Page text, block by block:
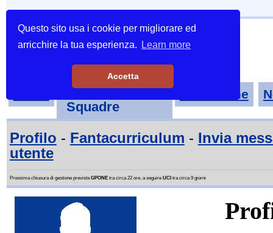
Questo sito usa i cookie per migliorare ed
arricchire la tua esperienza.
Learn more
Accetta
Tornei-
Squadre
Classifiche
Profilo - Fantacurriculum - Invia
utente
Prossima chiusura di gestione previstaGPONEtra circa 22 ore, a seguire UCI tra circa 9 giorni